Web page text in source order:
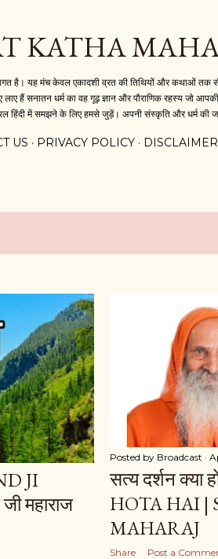
KATHA
है। यह मंच केवल एकादशी व्रत की तिथियों और कथाओं तक
हैं सनातन धर्म का वह गूढ़ ज्ञान और पौराणिक रहस्य जो
हिंदी में समझने के लिए हमसे जुड़ें। अपनी संस्कृति और धर्म की
US PRIVACY POLICY DISCLAIMER
JI
महाराज
Posted by Broadcast
सत्य दर्शन क्या
HOTA HAI |
MAHARAJ
Share Post a